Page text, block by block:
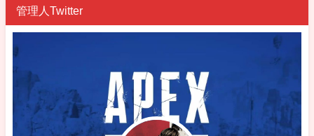
管理人Twitter